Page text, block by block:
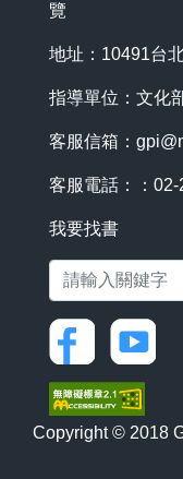
覽
地址：10491台
指導單位：文化
客服信箱：
客服電話：：
我要找書
Copyright © 2018